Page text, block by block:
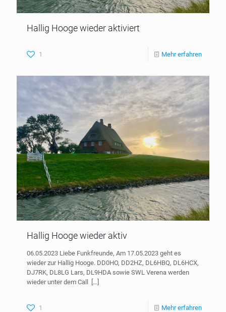
Hallig Hooge wieder aktiviert
1 Mehr erfahren
Hallig Hooge wieder aktiv
06.05.2023 Liebe Funkfreunde, Am 17.05.2023 geht es
wieder zur Hallig Hooge. DD0HO, DD2HZ, DL6HBQ, DL6HCX,
DJ7RK, DL8LG Lars, DL9HDA sowie SWL Verena werden
wieder unter dem Call […]
1 Mehr erfahren